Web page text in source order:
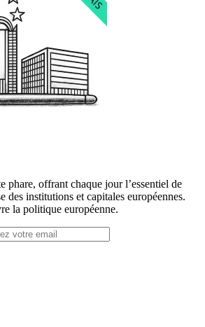
phare, offrant chaque jour l’essentiel de
des institutions et capitales européennes.
la politique européenne.